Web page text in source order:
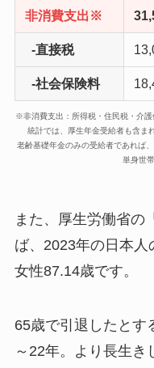
非消費支出※
-直接税
-社会保険料
※非消費支出：所得税・住民税・介
統計では、厚生年金受給者も含ま
老齢基礎年金のみの受給者であれば
単身世
また、厚生労働省の「
ば、2023年の日本人
女性87.14歳です。
65歳で引退したとす
～22年。より長生き